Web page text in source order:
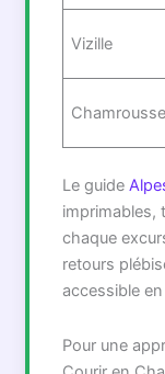
Vizille
Chamrousse
Le guide
imprimables,
chaque
retours
accessible
Pour une